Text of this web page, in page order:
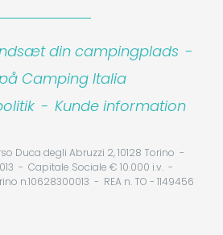
din campingplads -
Camping Italia
- Kunde information
Duca degli Abruzzi 2, 10128 Torino
Capitale Sociale € 10.000 i.v.
n.10628300013
REA n. TO - 1149456